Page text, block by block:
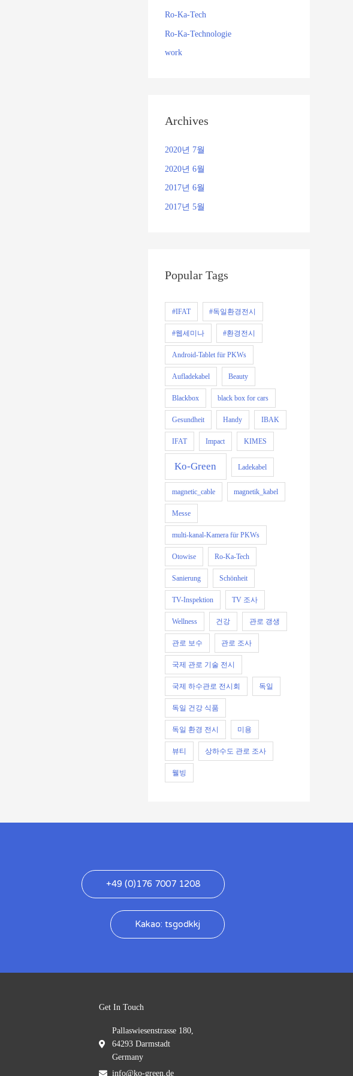
Ro-Ka-Tech
Ro-Ka-Technologie
work
Archives
2020년 7월
2020년 6월
2017년 6월
2017년 5월
Popular Tags
#IFAT #독일환경전시
#웹세미나 #환경전시
Android-Tablet für PKWs
Aufladekabel Beauty
Blackbox black box for cars
Gesundheit Handy IBAK
IFAT Impact KIMES
Ko-Green Ladekabel
magnetic_cable magnetik_kabel
Messe
multi-kanal-Kamera für PKWs
Otowise Ro-Ka-Tech
Sanierung Schönheit
TV-Inspektion TV 조사
Wellness 건강 관로 갱생
관로 보수 관로 조사
국제 관로 기술 전시
국제 하수관로 전시회 독일
독일 건강 식품
독일 환경 전시 미용
뷰티 상하수도 관로 조사
웰빙
+49 (0)176 7007 1208
Kakao: tsgodkkj
Get In Touch
Pallaswiesenstrasse 180,
64293 Darmstadt
Germany
info@ko-green.de